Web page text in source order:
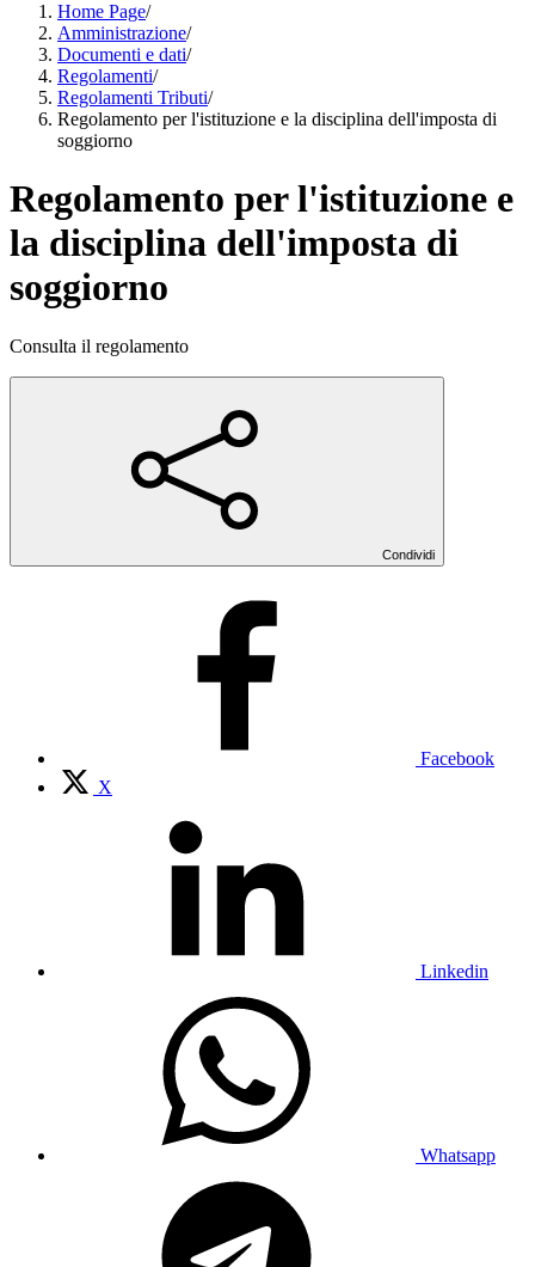
Home Page/
Amministrazione/
Documenti e dati/
Regolamenti/
Regolamenti Tributi/
Regolamento per l'istituzione e la disciplina dell'imposta di
soggiorno
Regolamento per l'istituzione e
la disciplina dell'imposta di
soggiorno
Consulta il regolamento
Condividi
Facebook
X
Linkedin
Whatsapp